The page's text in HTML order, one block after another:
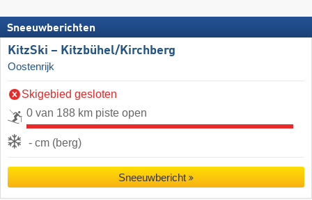
Sneeuwberichten
KitzSki – Kitzbühel/​Kirchberg
Oostenrijk
Skigebied gesloten
0 van 188 km piste open
- cm (berg)
Sneeuwbericht